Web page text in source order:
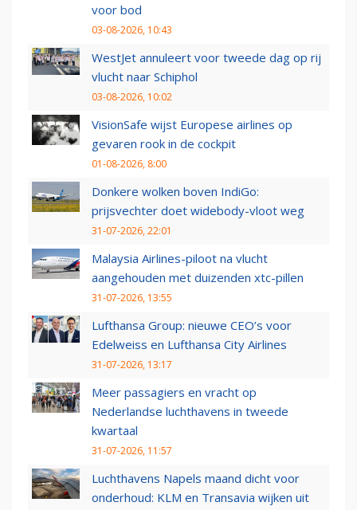
voor bod
03-08-2026, 10:43
WestJet annuleert voor tweede dag op rij
vlucht naar Schiphol
03-08-2026, 10:02
VisionSafe wijst Europese airlines op
gevaren rook in de cockpit
01-08-2026, 8:00
Donkere wolken boven IndiGo:
prijsvechter doet widebody-vloot weg
31-07-2026, 22:01
Malaysia Airlines-piloot na vlucht
aangehouden met duizenden xtc-pillen
31-07-2026, 13:55
Lufthansa Group: nieuwe CEO’s voor
Edelweiss en Lufthansa City Airlines
31-07-2026, 13:17
Meer passagiers en vracht op
Nederlandse luchthavens in tweede
kwartaal
31-07-2026, 11:57
Luchthavens Napels maand dicht voor
onderhoud: KLM en Transavia wijken uit